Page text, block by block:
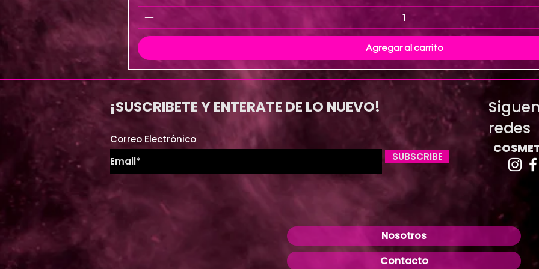
Agregar al carrito
¡SUSCRIBETE Y ENTERATE DE LO NUEVO!
Correo Electrónico
SUBSCRIBE
redes
Nosotros
Contacto